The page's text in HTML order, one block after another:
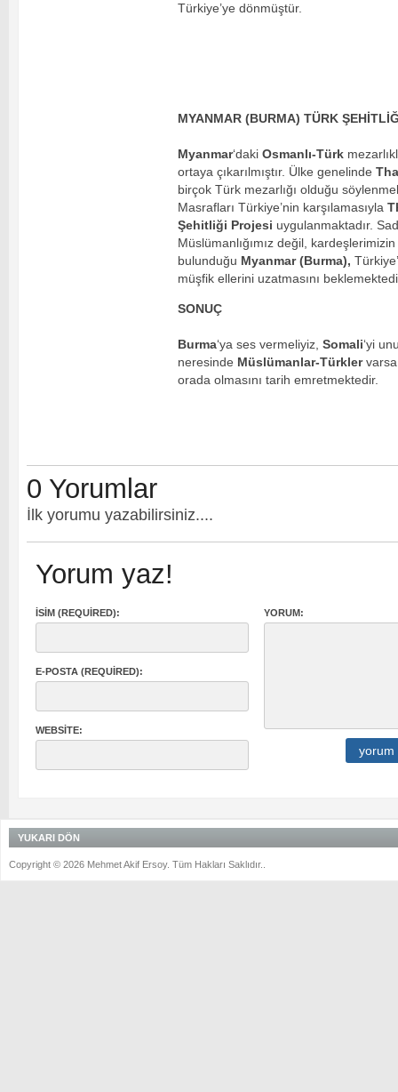
Türkiye’ye dönmüştür.
MYANMAR (BURMA) TÜRK
Myanmar‘daki Osmanlı-Türk
ortaya çıkarılmıştır. Ülke genelinde
birçok Türk mezarlığı olduğu
Masrafları Türkiye’nin karşılamasıyla
Şehitliği Projesi uygulanmaktadır.
Müslümanlığımız değil, kardeşlerimizin
bulunduğu Myanmar (Burma),
müşfik ellerini uzatmasını
SONUÇ
Burma‘ya ses vermeliyiz, Somali‘yi
neresinde Müslümanlar-Türkler
orada olmasını tarih emretmektedir.
0 Yorumlar
İlk yorumu yazabilirsiniz....
Yorum yaz!
İSIM (REQUIRED):
E-POSTA (REQUIRED):
WEBSITE:
YORUM:
YUKARI DÖN
Copyright © 2026 Mehmet Akif Ersoy. Tüm Hakları Saklıdır..